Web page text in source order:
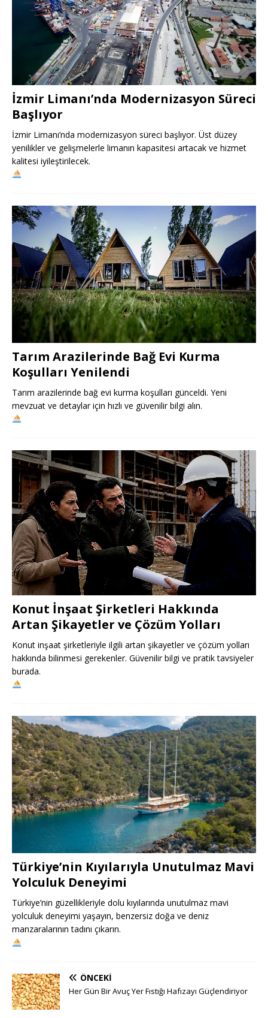
İzmir Limanı’nda Modernizasyon Süreci
Başlıyor
İzmir Limanı’nda modernizasyon süreci başlıyor. Üst düzey
yenilikler ve gelişmelerle limanın kapasitesi artacak ve hizmet
kalitesi iyileştirilecek.
Tarım Arazilerinde Bağ Evi Kurma
Koşulları Yenilendi
Tarım arazilerinde bağ evi kurma koşulları günceldi. Yeni
mevzuat ve detaylar için hızlı ve güvenilir bilgi alın.
Konut İnşaat Şirketleri Hakkında
Artan Şikayetler ve Çözüm Yolları
Konut inşaat şirketleriyle ilgili artan şikayetler ve çözüm yolları
hakkında bilinmesi gerekenler. Güvenilir bilgi ve pratik tavsiyeler
burada.
Türkiye’nin Kıyılarıyla Unutulmaz Mavi
Yolculuk Deneyimi
Türkiye’nin güzellikleriyle dolu kıyılarında unutulmaz mavi
yolculuk deneyimi yaşayın, benzersiz doğa ve deniz
manzaralarının tadını çıkarın.
ÖNCEKI
Her Gün Bir Avuç Yer Fıstığı Hafızayı Güçlendiriyor